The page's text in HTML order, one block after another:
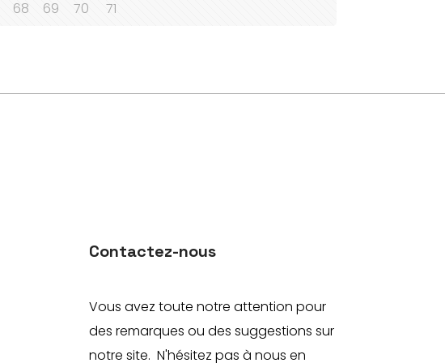
68 69 70
71
Contactez-nous
Vous avez toute notre attention pour
des remarques ou des suggestions sur
notre site. N'hésitez pas à nous en